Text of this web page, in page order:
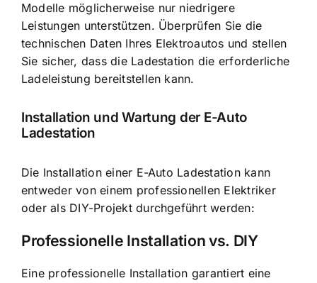
Modelle möglicherweise nur niedrigere
Leistungen unterstützen. Überprüfen Sie die
technischen Daten Ihres Elektroautos und stellen
Sie sicher, dass die Ladestation die erforderliche
Ladeleistung bereitstellen kann.
Installation und Wartung der E-Auto
Ladestation
Die Installation einer E-Auto Ladestation kann
entweder von einem professionellen Elektriker
oder als DIY-Projekt durchgeführt werden:
Professionelle Installation vs. DIY
Eine professionelle Installation garantiert eine